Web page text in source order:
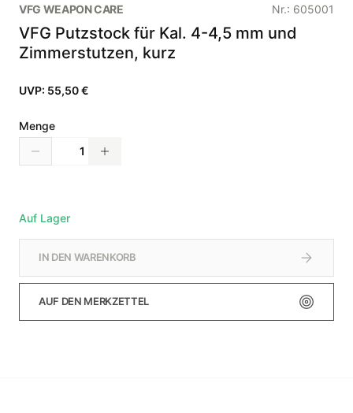
VFG WEAPON CARE Nr.: 605001
VFG Putzstock für Kal. 4-4,5 mm und
Zimmerstutzen, kurz
UVP: 55,50 €
Menge
Auf Lager
IN DEN WARENKORB
AUF DEN MERKZETTEL